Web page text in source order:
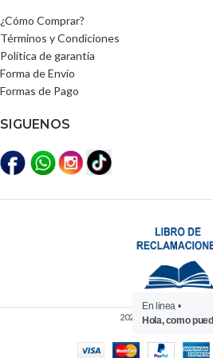
¿Cómo Comprar?
Términos y Condiciones
Política de garantía
Forma de Envío
Formas de Pago
SIGUENOS
2025 Distribuidora
En linea •
Hola, como